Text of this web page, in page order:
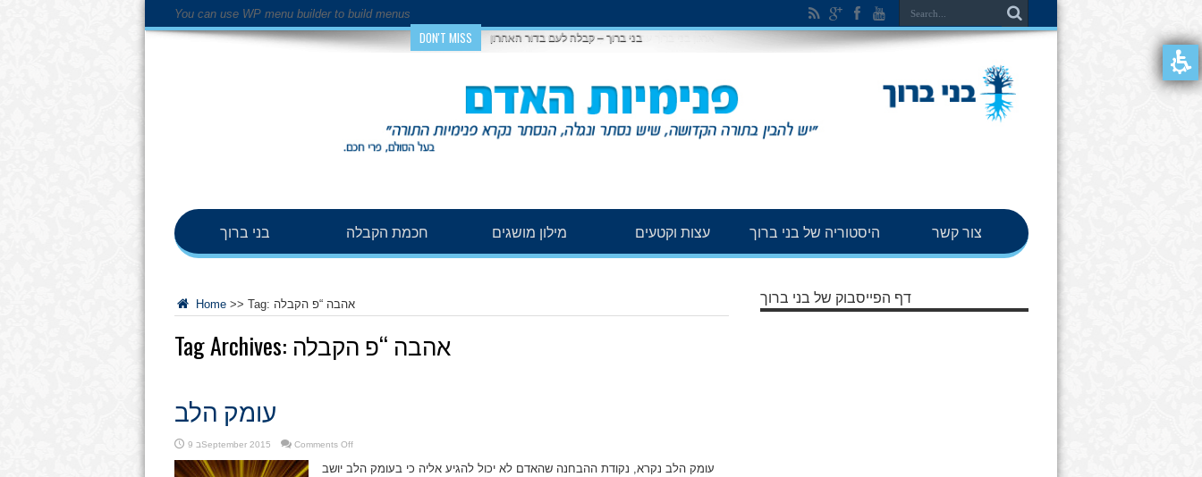
You can use WP menu builder to build menus
DON'T MISS בני ברוך – קבלה לעם בדור האחרון
בני ברוך חכמת הקבלה מילון מושגים עצות וקטעים היסטוריה של בני ברוך צור קשר
Home >> Tag: אהבה “פ הקבלה
Tag Archives: אהבה “פ הקבלה
עומק הלב
9 בSeptember 2015 Comments Offon
הלב
עומק הלב נקרא, נקודת ההבחנה שהאדם לא יכול להגיע אליה כי בעומק הלב יושב
דף הפייסבוק של בני ברוך